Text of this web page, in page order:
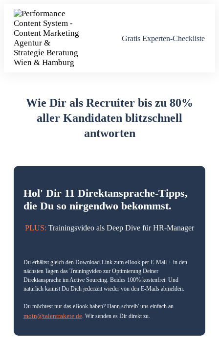
Gratis Experten-Checkliste
Wie Dir als Recruiter bis zu 80%
aller Kandidaten blitzschnell
antworten
Hol' Dir 11 Direktansprache-Tipps,
die Du so nirgendwo bekommst.
PLUS: Trainingsvideo als Deep Dive für HR-Manager
Du erhältst gleich den Download-Link zum eBook per E-Mail + in den
nächsten Tagen das Trainingvideo zur Optimierung Deiner
Direktansprache im Active Sourcing. Beides 100% kostenfrei. Und
natürlich kannst Du Dich jederzeit wieder von den E-Mails abmelden.
Du möchtest nur das eBook haben? Dann schreib' uns einfach an
moin@talentrakete.de. Wir senden es Dir direkt zu.